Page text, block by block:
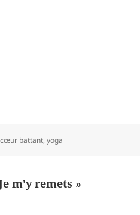
Mots-
cœur battant,yoga
m’y remets »